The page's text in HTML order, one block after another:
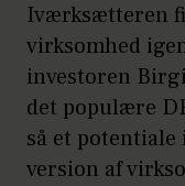
Iværksætteren
virksomhed
investoren
det populære
så et
version af